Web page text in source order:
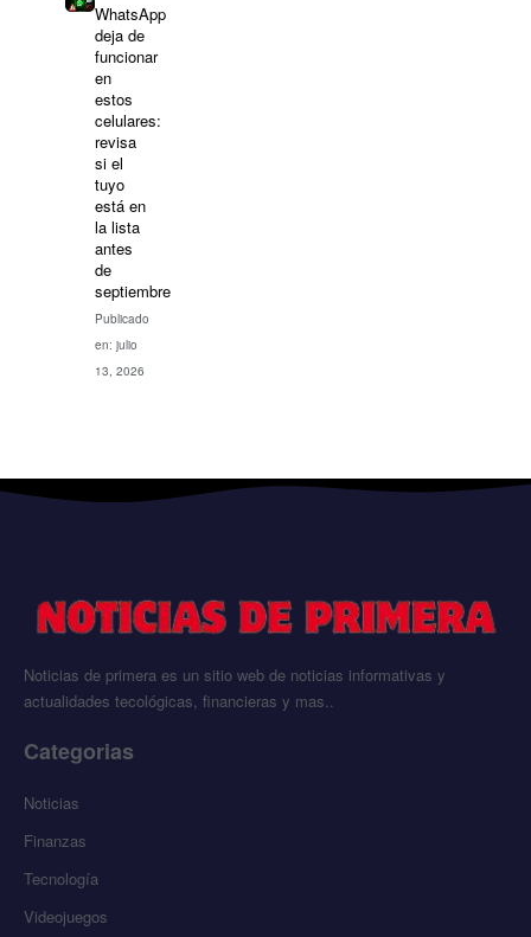
WhatsApp
deja de
funcionar
en
estos
celulares:
revisa
si el
tuyo
está en
la lista
antes
de
septiembre
Publicado
en: julio
13, 2026
Noticias de primera es un sitio web de noticias informativas y
actualidades tecológicas, financieras y mas..
Categorias
Noticias
Finanzas
Tecnología
Videojuegos